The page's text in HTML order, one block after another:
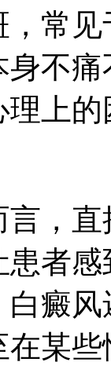
常
不
理上的
，
者
癜
某